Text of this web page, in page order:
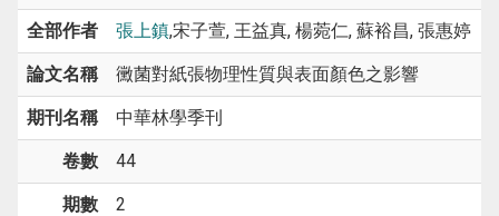
全部作者 張上鎮,宋子萱, 王益真, 楊菀仁, 蘇裕昌, 張惠婷
論文名稱 黴菌對紙張物理性質與表面顏色之影響
期刊名稱 中華林學季刊
卷數 44
期數 2